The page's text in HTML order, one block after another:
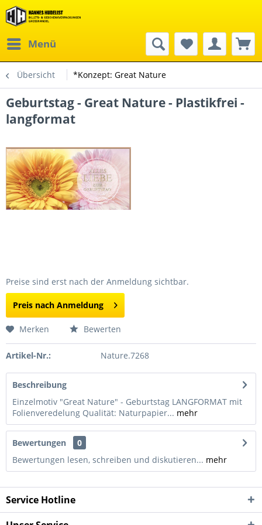
Menü
Übersicht *Konzept: Great Nature
Geburtstag - Great Nature - Plastikfrei -
langformat
Preise sind erst nach der Anmeldung sichtbar.
Preis nach Anmeldung
Merken Bewerten
Artikel-Nr.: Nature.7268
Beschreibung
Einzelmotiv "Great Nature" - Geburtstag LANGFORMAT mit
Folienveredelung Qualität: Naturpapier... mehr
Bewertungen
0
Bewertungen lesen, schreiben und diskutieren... mehr
Service Hotline